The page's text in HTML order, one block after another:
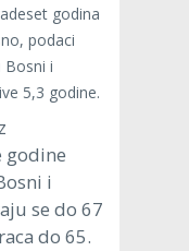
godina
podaci
i
5,3 godine.
godine
i
se do 67
do 65.